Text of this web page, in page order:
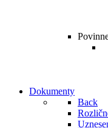
Dokumenty
Back